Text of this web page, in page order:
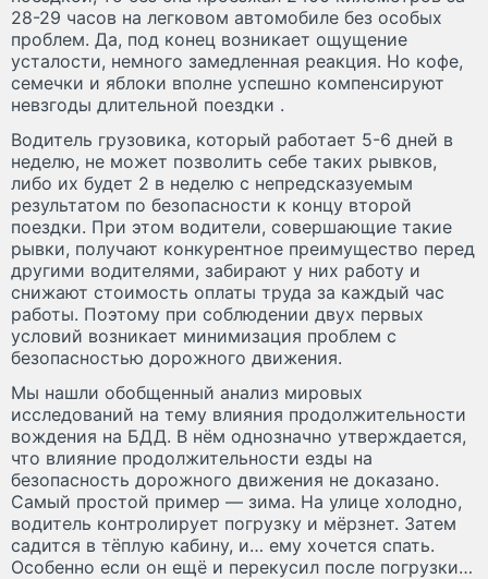
28-29 часов на легковом автомобиле без особых
проблем. Да, под конец возникает ощущение
усталости, немного замедленная реакция. Но кофе,
семечки и яблоки вполне успешно компенсируют
невзгоды длительной поездки .
Водитель грузовика, который работает 5-6 дней в
неделю, не может позволить себе таких рывков,
либо их будет 2 в неделю с непредсказуемым
результатом по безопасности к концу второй
поездки. При этом водители, совершающие такие
рывки, получают конкурентное преимущество перед
другими водителями, забирают у них работу и
снижают стоимость оплаты труда за каждый час
работы. Поэтому при соблюдении двух первых
условий возникает минимизация проблем с
безопасностью дорожного движения.
Мы нашли обобщенный анализ мировых
исследований на тему влияния продолжительности
вождения на БДД. В нём однозначно утверждается,
что влияние продолжительности езды на
безопасность дорожного движения не доказано.
Самый простой пример — зима. На улице холодно,
водитель контролирует погрузку и мёрзнет. Затем
садится в тёплую кабину, и… ему хочется спать.
Особенно если он ещё и перекусил после погрузки…